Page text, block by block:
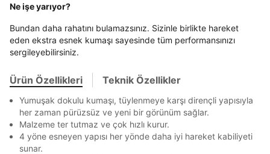
Ziraat Bankası Ziraat Bankası 4
QNB
AnadoluBank World
Kapat
Ne işe yarıyor?
Bundan daha rahatını bulamazsınız. Sizinle birlikte hareket
eden ekstra esnek kumaşı sayesinde tüm performansınızı
sergileyebilirsiniz.
Ürün Özellikleri Teknik Özellikler
Yumuşak dokulu kumaşı, tüylenmeye karşı dirençli yapısıyla
her zaman pürüzsüz ve yeni bir görünüm sağlar.
Malzeme ter tutmaz ve çok hızlı kurur.
4 yöne esneyen yapısı her yönde daha iyi hareket kabiliyeti
sunar.
Beden Seçin
Kapat
Ürün stoklara geldiğindemail adresinize
bildirim göndereceğiz.
Kapat
E-posta Adresi *
Sipariş Numaranız *
Sorgula
Bir rakam
En az 1 özel karakter
Kişisel verileriniz
Aydınlatma Metni ,Hüküm ve Koşullar
uyarınca işlenecektir. Kişisel verilerimin Doğuş
Perakende Satış Giyim ve Aksesuar Ticaret A.Ş.
tarafından ticari elektronik ileti gönderilmesi amacıyla
işlenmesini kabul ediyorum.
Sms
SMS Onay Kodu
Bilgilerinizi güncellemek için lütfen telefonunuza SMS
ile gelen kodu girerek telefon numaranızı doğrulayın.
GÖNDER
SMS Onay Kodu
Bilgilerinizi güncellemek için lütfen telefonunuza SMS
ile gelen kodu girerek telefon numaranızı doğrulayın.
GÖNDER